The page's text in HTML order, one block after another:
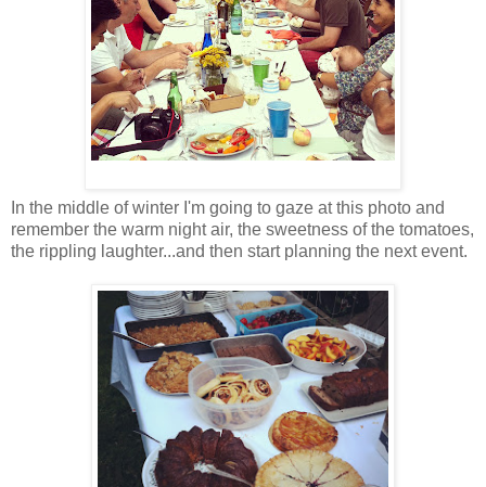
In the middle of winter I'm going to gaze at this photo and
remember the warm night air, the sweetness of the tomatoes,
the rippling laughter...and then start planning the next event.